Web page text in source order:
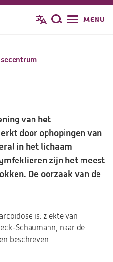
Zoeken
MENU
van het
door ophopingen van
in het lichaam
zijn het meest
De oorzaak van de
is: ziekte van
Schaumann, naar de
beschreven.